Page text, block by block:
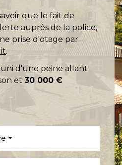
que le fait de
auprès de la police,
prise d'otage par
.
d'une peine allant
et 30 000 €